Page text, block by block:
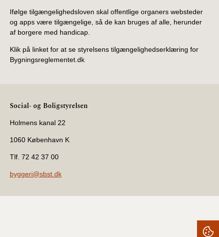
Ifølge tilgængelighedsloven skal offentlige organers websteder
og apps være tilgængelige, så de kan bruges af alle, herunder
af borgere med handicap.
Klik på linket for at se styrelsens tilgængelighedserklæring for
Bygningsreglementet.dk
Social- og Boligstyrelsen
Holmens kanal 22
1060 København K
Tlf. 72 42 37 00
byggeri@sbst.dk